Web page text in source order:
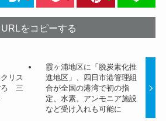
URLをコピーする
リス
ろ 三
霞ヶ浦地区に「脱炭素化推
進地区」、四日市港管理組
合が全国の港湾で初の指
定、水素、アンモニア施設
など受け入れも可能に